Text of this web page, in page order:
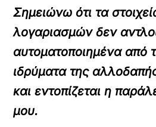
Σημειώνω ότι τα
λογαριασμών δεν
αυτοματοποιημένα από
ιδρύματα της
και εντοπίζεται η
μου.